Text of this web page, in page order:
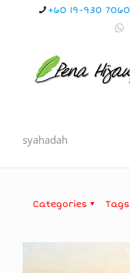
+60 19-930 7060
syahadah
Categories Tags